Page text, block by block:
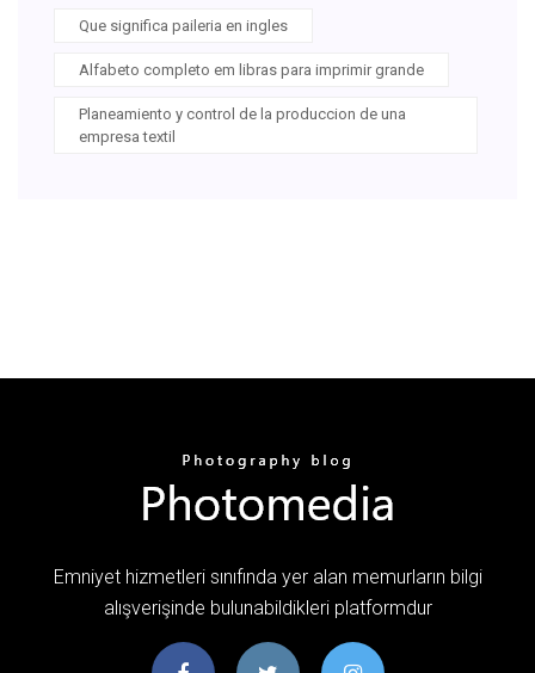
Que significa paileria en ingles
Alfabeto completo em libras para imprimir grande
Planeamiento y control de la produccion de una
empresa textil
Emniyet hizmetleri sınıfında yer alan memurların bilgi
alışverişinde bulunabildikleri platformdur